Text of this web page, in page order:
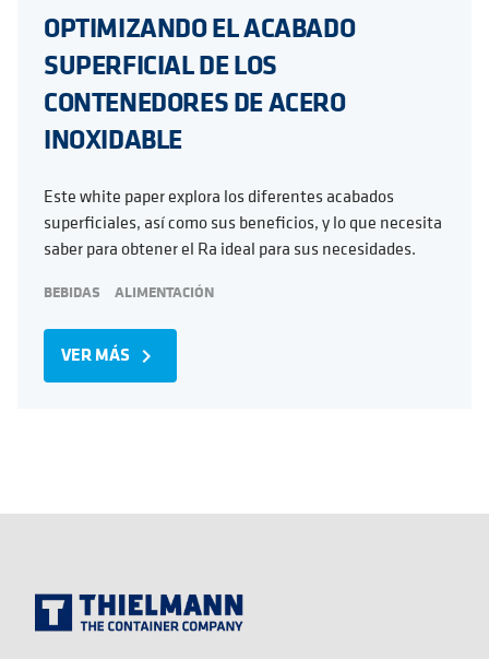
OPTIMIZANDO EL ACABADO
SUPERFICIAL DE LOS
CONTENEDORES DE ACERO
INOXIDABLE
Este white paper explora los diferentes acabados
superficiales, así como sus beneficios, y lo que necesita
saber para obtener el Ra ideal para sus necesidades.
BEBIDAS ALIMENTACIÓN
VER MÁS navigate_next